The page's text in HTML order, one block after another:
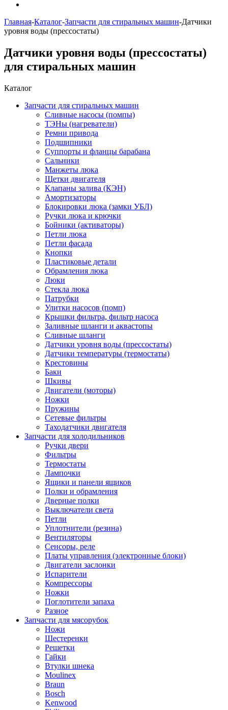
Главная-Каталог-Запчасти для стиральных машин-Датчики
уровня воды (прессостаты)
Датчики уровня воды (прессостаты)
для стиральных машин
Каталог
Запчасти для стиральных машин
Сливные насосы (помпы)
ТЭНы (нагреватели)
Ремни привода
Подшипники
Суппорты и фланцы барабана
Сальники
Манжеты люка
Щетки двигателя
Клапаны залива (КЭН)
Амортизаторы
Блокировки люка (замки УБЛ)
Ручки люка и крючки
Бойники (активаторы)
Петли люка
Петли фасада
Кнопки
Пластиковые детали
Обрамления люка
Люки
Стекла люка
Патрубки
Улитки насосов (помп)
Крышки фильтра, фильтр насоса
Заливные шланги и аквастопы
Сливные шланги
Датчики уровня воды (прессостаты)
Датчики температуры (термостаты)
Крестовины
Баки
Шкивы
Двигатели (моторы)
Ножки
Пружины
Сетевые фильтры
Таходатчики двигателя
Запчасти для холодильников
Ручки двери
Фильтры
Термостаты
Лампочки
Ящики и панели ящиков
Полки и обрамления
Дверные полки
Выключатели света
Петли
Уплотнители (резина)
Вентиляторы
Сенсоры, реле
Платы управления (электронные блоки)
Двигатели заслонки
Испарители
Компрессоры
Ножки
Поглотители запаха
Разное
Запчасти для мясорубок
Ножи
Шестеренки
Решетки
Гайки
Втулки шнека
Moulinex
Braun
Bosch
Kenwood